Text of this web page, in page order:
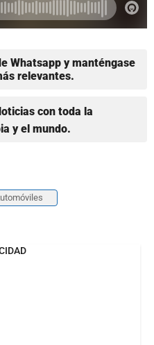
Whatsapp y manténgase
relevantes.
con toda la
y el mundo.